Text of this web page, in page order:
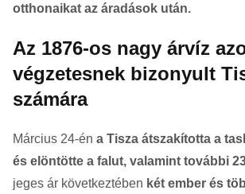
otthonaikat az áradások után.
Az 1876-os nagy árvíz
végzetesnek bizonyult
számára
Március 24-én a Tisza átszakította a
és elöntötte a falut, valamint további
jeges ár következtében két ember és